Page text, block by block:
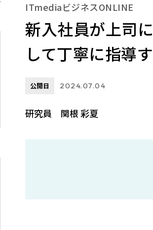
ITmediaビジネスONLINE
新入社員が上司
して丁寧に指導
公開日 2024.07.04
研究員 関根 彩夏